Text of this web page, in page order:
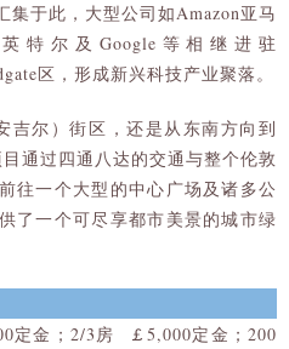
集于此，大型公司如Amazon亚马
特尔及Google等相继进驻
区，形成新兴科技产业聚落。
吉尔）街区，还是从东南方向到
通过四通八达的交通与整个伦敦
往一个大型的中心广场及诸多公
了一个可尽享都市美景的城市绿
定金；2/3房 ￡5,000定金；200